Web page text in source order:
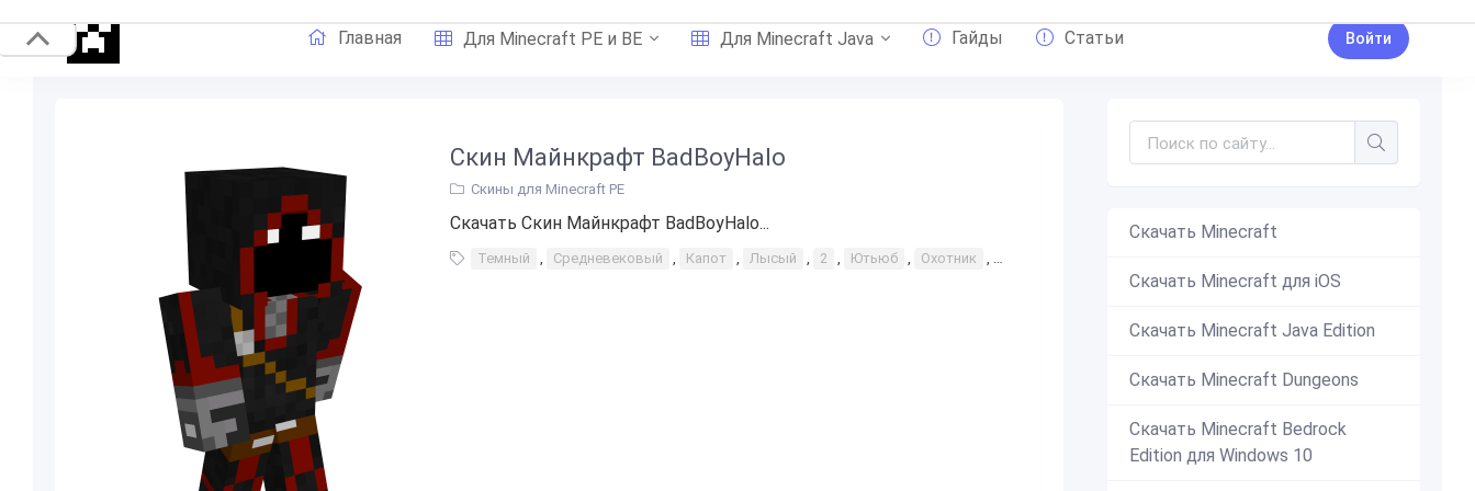
Главная Для Minecraft PE и BE Для Minecraft Java Гайды Статьи Войти
Скин Майнкрафт BadBoyHalo
Скины для Minecraft PE
Скачать Скин Майнкрафт BadBoyHalo...
Темный , Средневековый , Капот , Лысый , 2 , Ютьюб , Охотник , ВВН
Скачать Minecraft
Скачать Minecraft для iOS
Скачать Minecraft Java Edition
Скачать Minecraft Dungeons
Скачать Minecraft Bedrock
Edition для Windows 10